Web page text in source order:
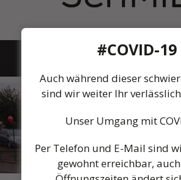
Menü
#COVID-19
Auch während dieser
sind wir weiter Ihr
Unser Umgang mit
Per Telefon und E-Mail sind
gewohnt erreichbar,